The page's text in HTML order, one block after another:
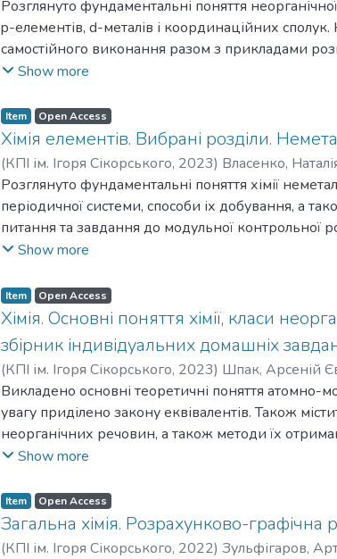
Ірина Володимирівна
Розглянуто фундаментальні поняття неорганічної
p-елементів, d-металів і координаційних
самостійного виконання разом з прикладами
призначений для здобувачів вищої освіти
спеціальностей технічного спрямування.
Show more
Item Open Access
Хімія елементів. Вибрані розділи.
(КПІ ім. Ігоря Сікорського, 2023) Власенко,
Ірина Володимирівна
Розглянуто фундаментальні поняття хімії
періодичної системи, способи іх добування, а
питання та завдання до модульної контрольної
Навчальний посібник призначений для
здобувачів інших природничих спеціальностей
Show more
Item Open Access
Хімія. Основні поняття хімії, класи
збірник індивідуальних домашніх
(КПІ ім. Ігоря Сікорського, 2023) Шпак, Арсеній
Анатоліївна;Шульженко, Олена Олександрівна
Викладено основні теоретичні поняття атомно-
увагу приділено закону еквівалентів. Також
неорганічних речовин, а також методи їх
речовин з використанням елементів теорії
Посібник містить завдання для самопідготовки,
Show more
Item Open Access
Загальна хімія. Розрахунково-графічна
(КПІ ім. Ігоря Сікорського, 2022) Зульфігаров,